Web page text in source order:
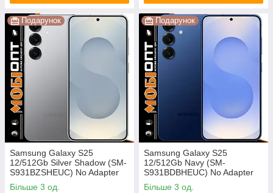
Подарунок
Samsung Galaxy S25
12/512Gb Silver Shadow (SM-
S931BZSHEUC) No Adapter
UA UCRF
Більше 3 од.
Подарунок
Samsung Galaxy S25
12/512Gb Navy (SM-
S931BDBHEUC) No Adapter
UA UCRF
Більше 3 од.